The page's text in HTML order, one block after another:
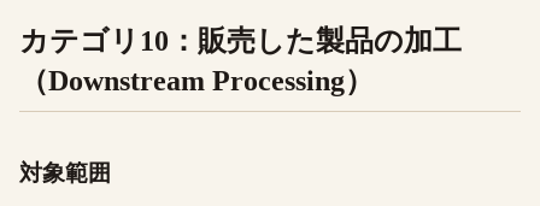
カテゴリ10：販売した製品の加工
（Downstream Processing）
対象範囲